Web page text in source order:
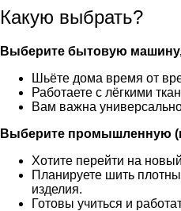
Какую выбрать?
Выберите бытовую
Шьёте дома время от
Работаете с лёгкими
Вам важна
Выберите промышленную
Хотите перейти на
Планируете шить
изделия.
Готовы учиться и